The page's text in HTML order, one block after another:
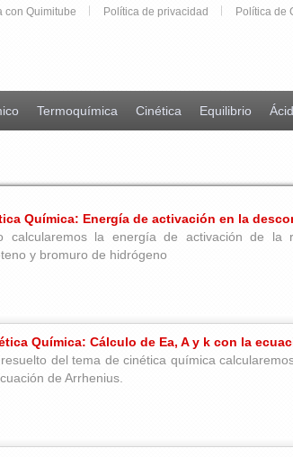
con Quimitube Política de privacidad Política de
Termoquímica Cinética Equilibrio
Química: Energía de activación en la
calcularemos la energía de activación de la
y bromuro de hidrógeno
Química: Cálculo de Ea, A y k con la
del tema de cinética química
de Arrhenius.